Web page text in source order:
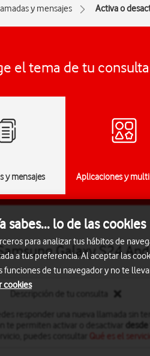
y mensajes Activa o
el tema de tu consulta
y mensajes Aplicaciones y
Galaxy S24
te permiten activar o desactivar
puedes consultar
Qué es el
sabes... lo de las cookies
para analizar tus hábitos de
a tus preferencia. Al aceptar las
de tu navegador y no te
cookies